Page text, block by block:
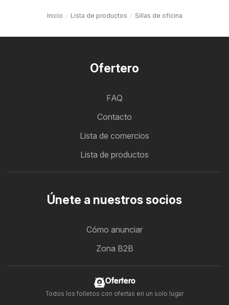
Inicio Lista de productos Sillas de oficina
Ofertero
FAQ
Contacto
Lista de comercios
Lista de productos
Únete a nuestros socios
Cómo anunciar
Zona B2B
Ofertero
Todos los folletos con ofertas en un solo lugar